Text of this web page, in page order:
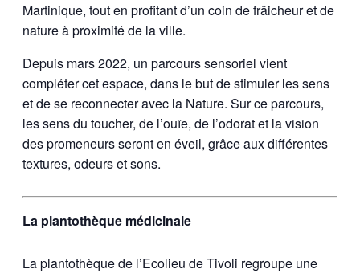
Martinique, tout en profitant d’un coin de frâicheur et de
nature à proximité de la ville.
Depuis mars 2022, un parcours sensoriel vient
compléter cet espace, dans le but de stimuler les sens
et de se reconnecter avec la Nature. Sur ce parcours,
les sens du toucher, de l’ouïe, de l’odorat et la vision
des promeneurs seront en éveil, grâce aux différentes
textures, odeurs et sons.
La plantothèque médicinale
La plantothèque de l’Ecolieu de Tivoli regroupe une